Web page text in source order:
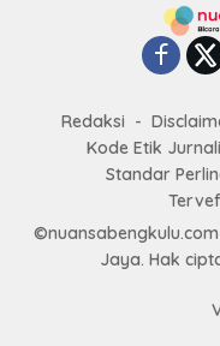
Redaksi
Kode Etik
Standar
Jaya. Hak